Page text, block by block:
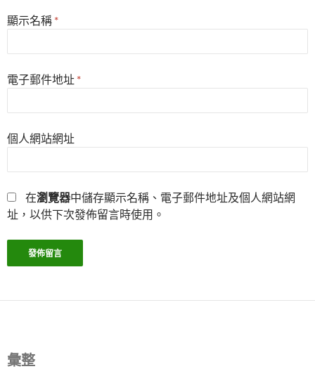
顯示名稱 *
電子郵件地址 *
個人網站網址
在瀏覽器中儲存顯示名稱、電子郵件地址及個人網站網
址，以供下次發佈留言時使用。
彙整